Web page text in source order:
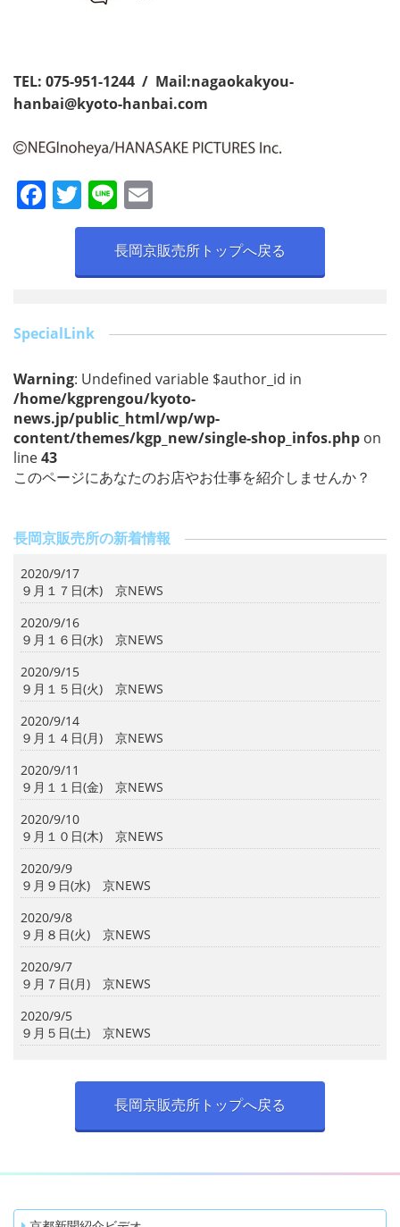
TEL: 075-951-1244 / Mail:nagaokakyou-
hanbai@kyoto-hanbai.com
F
o
o
k
T
w
er
Li
n
e
m
ai
l
長岡京販売所トップへ戻る
SpecialLink
Warning: Undefined variable $author_id in
/home/kgprengou/kyoto-
news.jp/public_html/wp/wp-
content/themes/kgp_new/single-shop_infos.php on
line43
このページにあなたのお店やお仕事を紹介しませんか？
長岡京販売所の新着情報
2020/9/17
９月１７日(木) 京NEWS
2020/9/16
９月１６日(水) 京NEWS
2020/9/15
９月１５日(火) 京NEWS
2020/9/14
９月１４日(月) 京NEWS
2020/9/11
９月１１日(金) 京NEWS
2020/9/10
９月１０日(木) 京NEWS
2020/9/9
９月９日(水) 京NEWS
2020/9/8
９月８日(火) 京NEWS
2020/9/7
９月７日(月) 京NEWS
2020/9/5
９月５日(土) 京NEWS
長岡京販売所トップへ戻る